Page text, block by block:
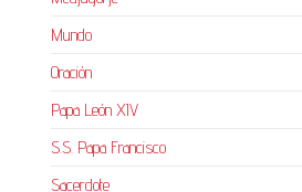
Mundo
Oración
Papa León XIV
S.S. Papa Francisco
Sacerdote